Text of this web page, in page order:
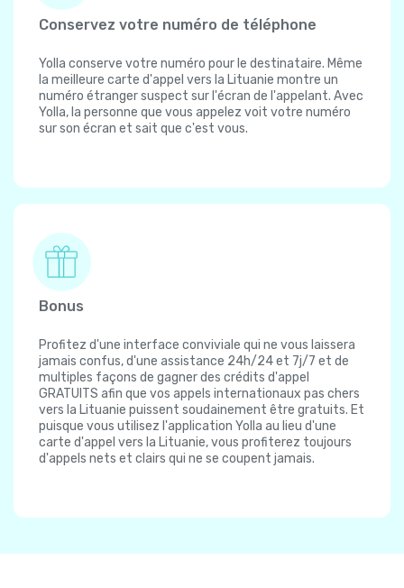
Conservez votre numéro de téléphone
Yolla conserve votre numéro pour le destinataire. Même
la meilleure carte d'appel vers la Lituanie montre un
numéro étranger suspect sur l'écran de l'appelant. Avec
Yolla, la personne que vous appelez voit votre numéro
sur son écran et sait que c'est vous.
Bonus
Profitez d'une interface conviviale qui ne vous laissera
jamais confus, d'une assistance 24h/24 et 7j/7 et de
multiples façons de gagner des crédits d'appel
GRATUITS afin que vos appels internationaux pas chers
vers la Lituanie puissent soudainement être gratuits. Et
puisque vous utilisez l'application Yolla au lieu d'une
carte d'appel vers la Lituanie, vous profiterez toujours
d'appels nets et clairs qui ne se coupent jamais.